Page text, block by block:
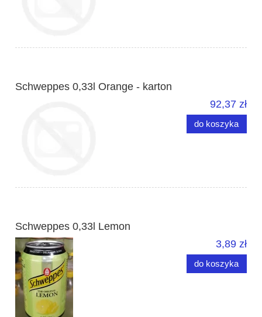
Schweppes 0,33l Orange - karton
92,37 zł
do koszyka
Schweppes 0,33l Lemon
3,89 zł
do koszyka